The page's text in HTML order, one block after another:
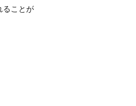
ることが